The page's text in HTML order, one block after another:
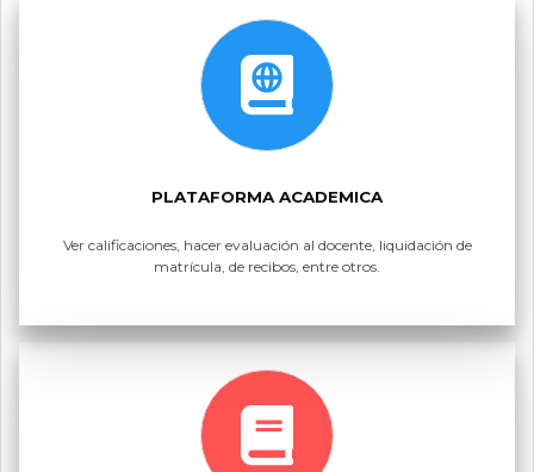
PLATAFORMA ACADEMICA
Ver calificaciones, hacer evaluación al docente, liquidación de
matrícula, de recibos, entre otros.